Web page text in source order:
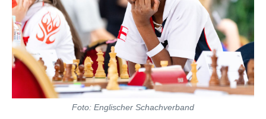
Foto: Englischer Schachverband